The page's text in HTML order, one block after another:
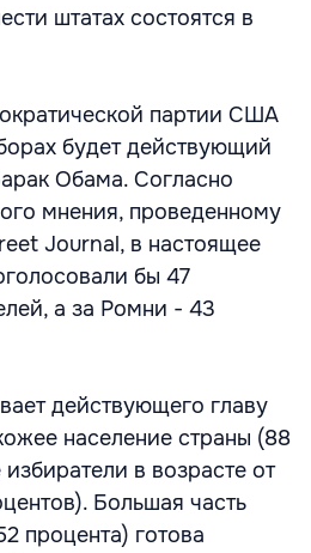
штатах состоятся в
партии США
будет действующий
Обама. Согласно
мнения, проведенному
Journal, в настоящее
бы 47
а за Ромни - 43
действующего главу
население страны (88
в возрасте от
Большая часть
процента) готова